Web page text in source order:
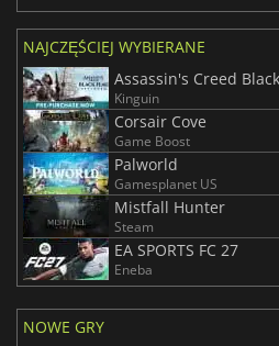
NAJCZĘŚCIEJ WYBIERANE
Assassin's Creed
Kinguin
Corsair Cove
Game Boost
Palworld
Gamesplanet US
Mistfall Hunter
Steam
EA SPORTS FC 27
Eneba
NOWE GRY